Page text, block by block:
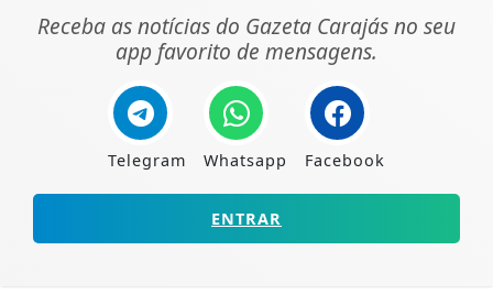
Receba as notícias do Gazeta Carajás no seu
app favorito de mensagens.
Telegram Whatsapp Facebook
ENTRAR